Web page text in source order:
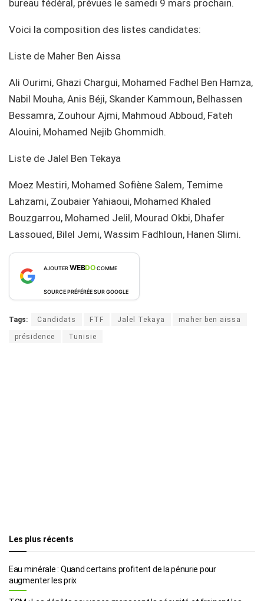
bureau fédéral, prévues le samedi 9 mars prochain.
Voici la composition des listes candidates:
Liste de Maher Ben Aissa
Ali Ourimi, Ghazi Chargui, Mohamed Fadhel Ben Hamza,
Nabil Mouha, Anis Béji, Skander Kammoun, Belhassen
Bessamra, Zouhour Ajmi, Mahmoud Abboud, Fateh
Alouini, Mohamed Nejib Ghommidh.
Liste de Jalel Ben Tekaya
Moez Mestiri, Mohamed Sofiène Salem, Temime
Lahzami, Zoubaier Yahiaoui, Mohamed Khaled
Bouzgarrou, Mohamed Jelil, Mourad Okbi, Dhafer
Lassoued, Bilel Jemi, Wassim Fadhloun, Hanen Slimi.
AJOUTERWEBDOCOMME
SOURCE PRÉFÉRÉE SUR GOOGLE
Tags: Candidats FTF Jalel Tekaya maher ben aissa
présidence Tunisie
Les plus récents
Eau minérale : Quand certains profitent de la pénurie pour
augmenter les prix